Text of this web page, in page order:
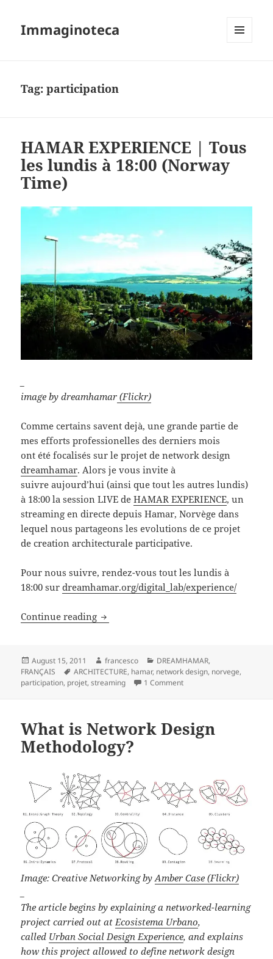
Immaginoteca
Tag:participation
HAMAR EXPERIENCE | Tous
les lundis à 18:00 (Norway
Time)
image by dreamhamar (Flickr)
Comme certains savent dejà, une grande partie de
mes efforts professionelles des derniers mois
ont été focalisés sur le projet de network design
dreamhamar. Alors je vous invite à
suivre aujourd’hui (ainsi que tout les autres lundis)
à 18:00 la session LIVE deHAMAR EXPERIENCE, un
streaming en directe depuis Hamar, Norvège dans
lequel nous partageons les evolutions de ce projet
de creation architecturale participative.
Pour nous suivre, rendez-vous tout les lundis à
18:00 surdreamhamar.org/digital_lab/experience/
Continue reading HAMAR EXPERIENCE | Tous les
Posted
on
August 15, 2011 Author
francesco Categories
DREAMHAMAR,
FRANÇAIS
Tags
ARCHITECTURE, hamar, network design, norvege,
participation, projet,streaming 1 Commenton HAMAR EXPERIENCE
What is Network Design
Methodology?
Image: Creative Networking byAmber Case (Flickr)
The article begins by explaining a networked-learning
project carried out atEcosistema Urbano,
called Urban Social Design Experience, and explains
how this project allowed to define network design